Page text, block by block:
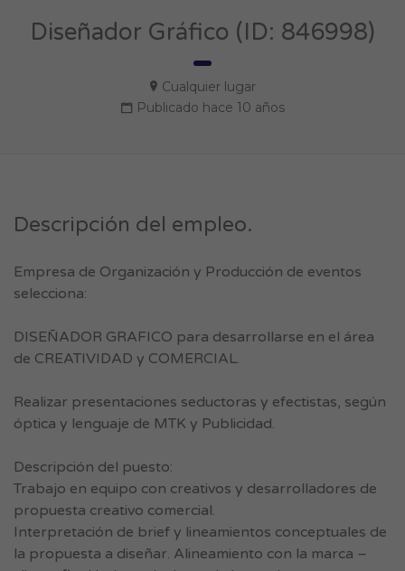
Diseñador Gráfico (ID: 846998)
Cualquier lugar
Publicado hace 10 años
Descripción del empleo.
Empresa de Organización y Producción de eventos
selecciona:
DISEÑADOR GRAFICO para desarrollarse en el área
de CREATIVIDAD y COMERCIAL.
Realizar presentaciones seductoras y efectistas, según
óptica y lenguaje de MTK y Publicidad.
Descripción del puesto:
Trabajo en equipo con creativos y desarrolladores de
propuesta creativo comercial.
Interpretación de brief y lineamientos conceptuales de
la propuesta a diseñar. Alineamiento con la marca –